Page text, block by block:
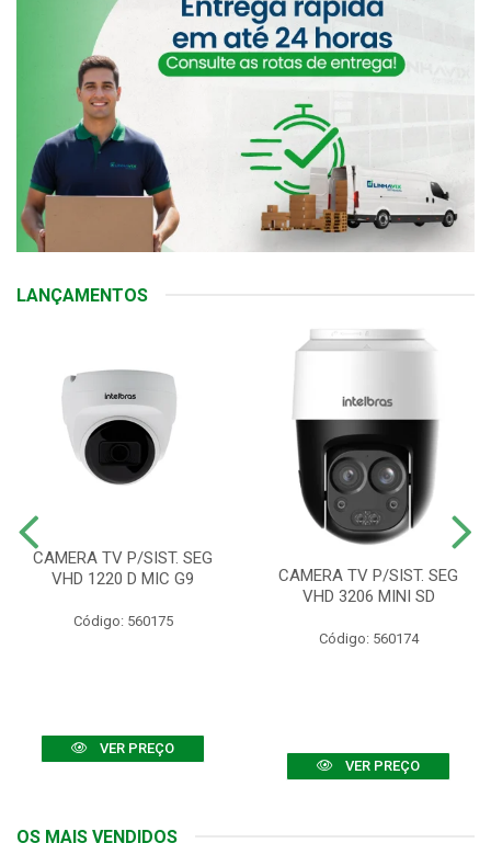
LANÇAMENTOS
CAMERA TV P/SIST. SEG
VHD 1220 D MIC G9
Código: 560175
VER PREÇO
CAMERA TV P/SIST. SEG
VHD 3206 MINI SD
Código: 560174
VER PREÇO
OS MAIS VENDIDOS